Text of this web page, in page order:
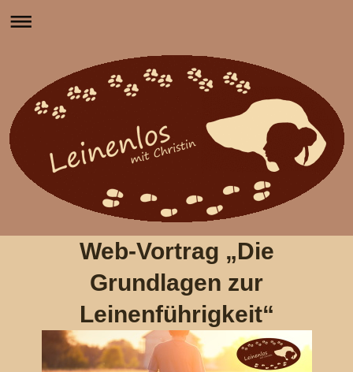
Web-Vortrag „Die
Grundlagen zur
Leinenführigkeit“